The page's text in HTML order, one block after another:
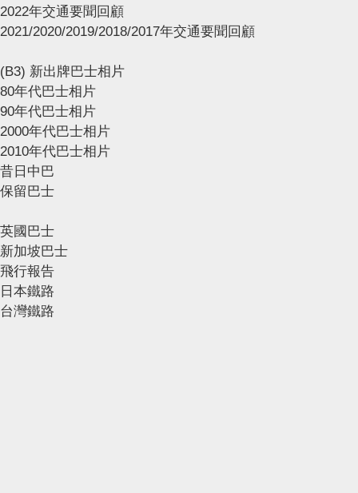
2022年交通要聞回顧
2021/2020/2019/2018/2017年交通要聞回顧
(B3) 新出牌巴士相片
80年代巴士相片
90年代巴士相片
2000年代巴士相片
2010年代巴士相片
昔日中巴
保留巴士
英國巴士
新加坡巴士
飛行報告
日本鐵路
台灣鐵路